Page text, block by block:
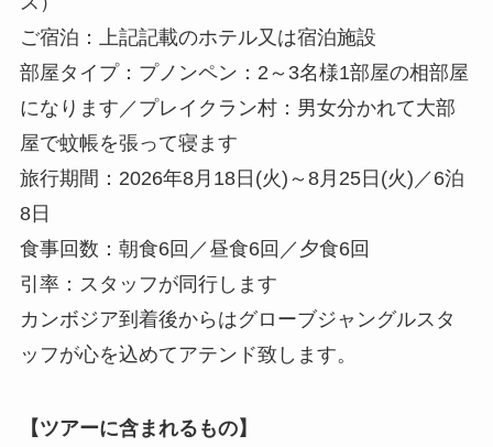
ご宿泊：上記記載のホテル又は宿泊施設
部屋タイプ：プノンペン：2～3名様1部屋の相部屋
になります／プレイクラン村：男女分かれて大部
屋で蚊帳を張って寝ます
旅行期間：2026年8月18日(火)～8月25日(火)／6泊
8日
食事回数：朝食6回／昼食6回／夕食6回
引率：スタッフが同行します
カンボジア到着後からはグローブジャングルスタ
ッフが心を込めてアテンド致します。
【ツアーに含まれるもの】